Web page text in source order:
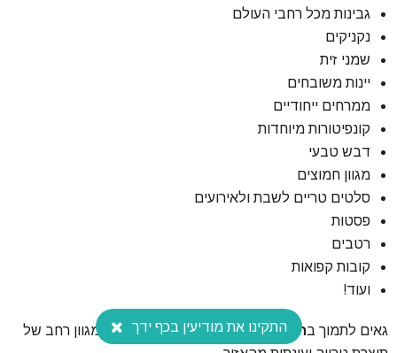
גבינות מכל רחבי העולם
נקניקים
שמני זית
יינות משובחים
ממרחים ייחודיים
קונפיטורות מיוחדות
דבש טבעי
מגוון חמוצים
סלטים טריים לשבת ולאירועים
פסטות
רטבים
קובות קפואות
ועוד!
גאים לתמוך בחקלאים ויצרניים מקומיים ומציעים מגוון רחב שלהתקינו את מודיעין בכף ידך